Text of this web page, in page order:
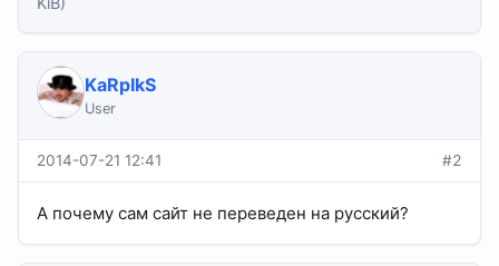
KaRpIkS
User
2014-07-21 12:41 #2
А почему сам сайт не переведен на русский?